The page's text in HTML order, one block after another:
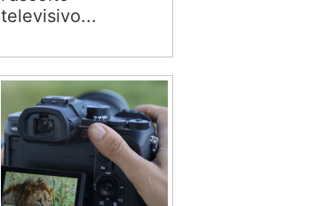
televisivo...